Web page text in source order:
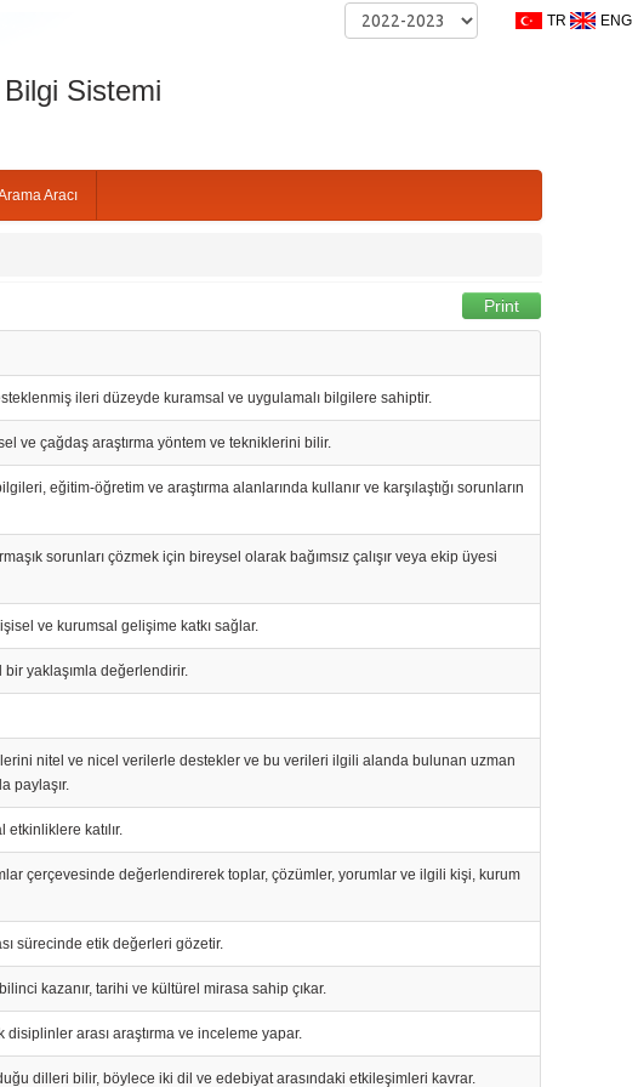
TR ENG
Sistemi
Aracı
Print
ileri düzeyde kuramsal ve uygulamalı bilgilere sahiptir.
ve çağdaş araştırma yöntem ve tekniklerini bilir.
eğitim-öğretim ve araştırma alanlarında kullanır ve karşılaştığı sorunların
sorunları çözmek için bireysel olarak bağımsız çalışır veya ekip üyesi
ve kurumsal gelişime katkı sağlar.
yaklaşımla değerlendirir.
nitel ve nicel verilerle destekler ve bu verileri ilgili alanda bulunan uzman
paylaşır.
katılır.
çerçevesinde değerlendirerek toplar, çözümler, yorumlar ve ilgili kişi, kurum
sürecinde etik değerleri gözetir.
kazanır, tarihi ve kültürel mirasa sahip çıkar.
arası araştırma ve inceleme yapar.
dilleri bilir, böylece iki dil ve edebiyat arasındaki etkileşimleri kavrar.